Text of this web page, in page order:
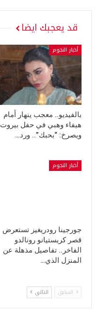
قد يعجبك ايضا
أخبار النجوم
بالفيديو.. معجب ينهار أمام
هيفاء وهبي في حفل بيروت
ويصرخ: “بحبك”.. ورد…
أخبار النجوم
جورجينا رودريغيز تستعرض
قصر كريستيانو رونالدو
الفاخر.. تفاصيل مذهلة عن
المنزل الذي…
السابق التالي